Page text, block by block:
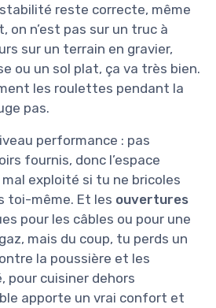
reste correcte, même
on n’est pas sur un truc à
sur un terrain en gravier,
ou un sol plat, ça va très bien.
les roulettes pendant la
pas.
performance : pas
fournis, donc l’espace
exploité si tu ne bricoles
toi-même. Et les ouvertures
pour les câbles ou pour une
mais du coup, tu perds un
la poussière et les
pour cuisiner dehors
apporte un vrai confort et